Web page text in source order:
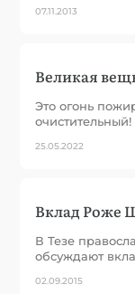
07.11.2013
Великая
Это огонь
очистительный!
25.05.2022
Вклад Роже
В Тезе
обсуждают
02.09.2015